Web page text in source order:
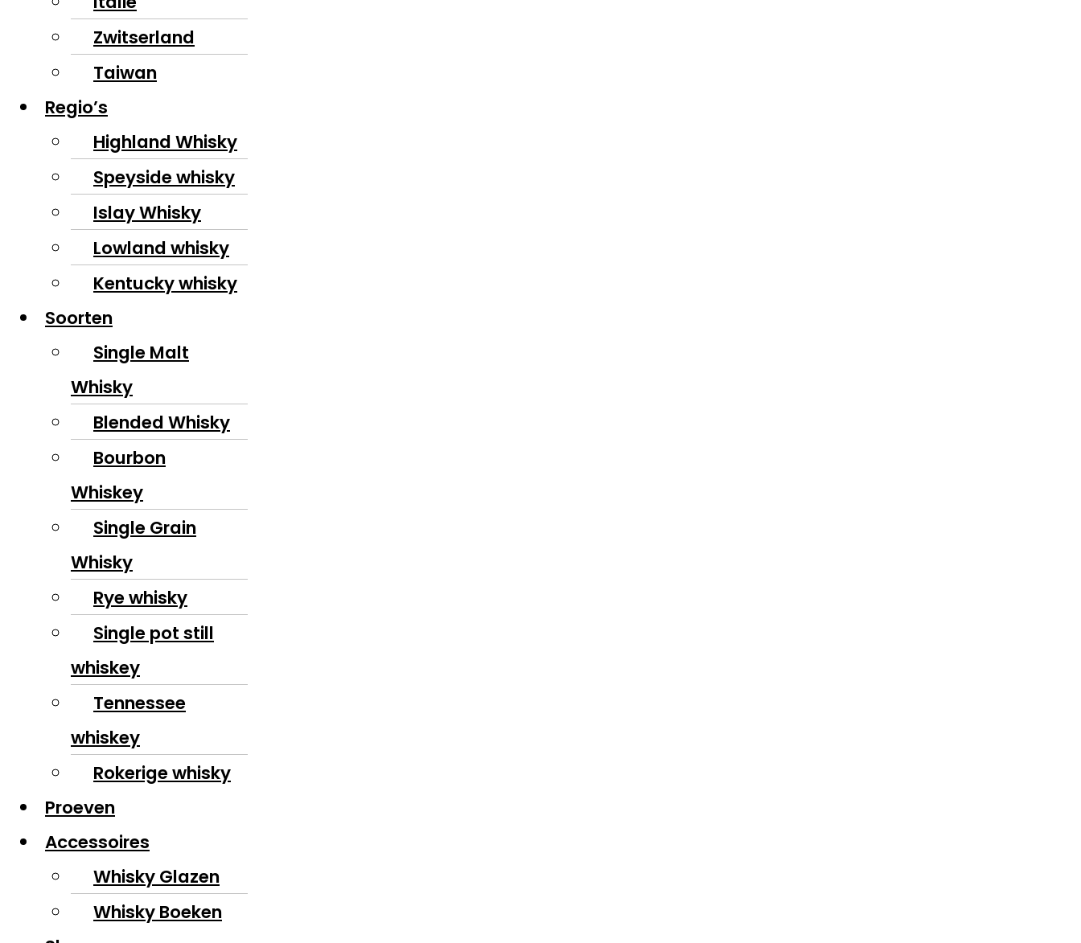
Zwitserland
Taiwan
Regio’s
Highland Whisky
Speyside whisky
Islay Whisky
Lowland whisky
Kentucky whisky
Soorten
Single Malt
Whisky
Blended Whisky
Bourbon
Whiskey
Single Grain
Whisky
Rye whisky
Single pot still
whiskey
Tennessee
whiskey
Rokerige whisky
Proeven
Accessoires
Whisky Glazen
Whisky Boeken